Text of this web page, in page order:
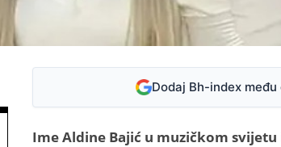
Dodaj Bh-index
Ime Aldine Bajić u muzičkom